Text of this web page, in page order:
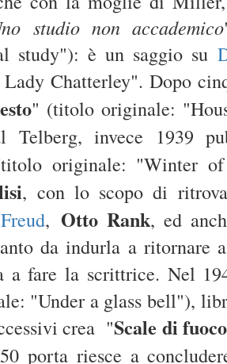
studio non accademico
study"): è un saggio su
Chatterley". Dopo
" (titolo originale:
Telberg, invece 1939
originale: "Winter
, con lo scopo di
, Otto Rank, ed
da indurla a ritornare
a fare la scrittrice. Nel
"Under a glass bell"),
crea "Scale di fuoco
porta riesce a